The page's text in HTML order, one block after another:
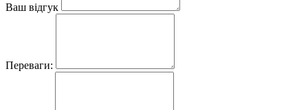
Ваш відгук
Переваги: